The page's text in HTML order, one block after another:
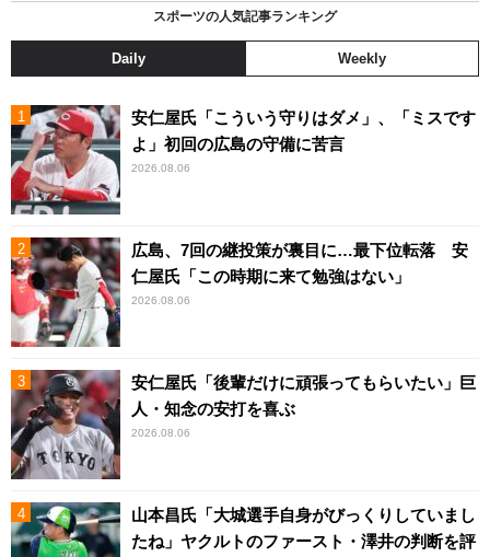
スポーツの人気記事ランキング
Daily Weekly
安仁屋氏「こういう守りはダメ」、「ミスです
よ」初回の広島の守備に苦言
2026.08.06
広島、7回の継投策が裏目に…最下位転落 安
仁屋氏「この時期に来て勉強はない」
2026.08.06
安仁屋氏「後輩だけに頑張ってもらいたい」巨
人・知念の安打を喜ぶ
2026.08.06
山本昌氏「大城選手自身がびっくりしていまし
たね」ヤクルトのファースト・澤井の判断を評